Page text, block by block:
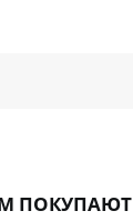
ПОКУПАЮТ